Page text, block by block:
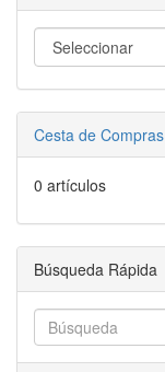
Cesta de Compras
0 artículos
Búsqueda Rápida